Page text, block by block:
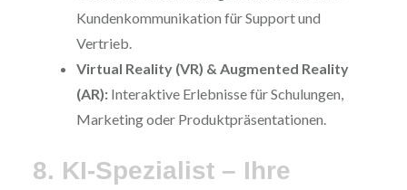
Kundenkommunikation für Support und
Vertrieb.
Virtual Reality (VR) & Augmented Reality
(AR):Interaktive Erlebnisse für Schulungen,
Marketing oder Produktpräsentationen.
8. KI-Spezialist – Ihre